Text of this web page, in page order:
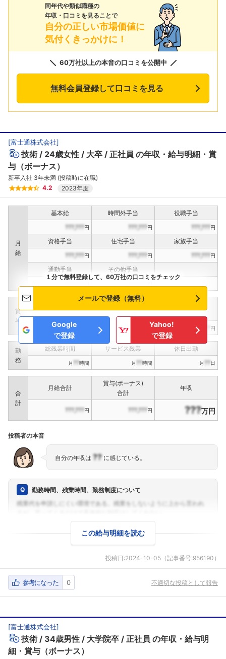
フォローしました
同年代や類似職種の
年収・口コミを見ることで
自分の正しい市場価値に
気付くきっかけに！
60万社以上の本音の口コミを公開中
無料会員登録して口コミを見る
[富士通株式会社]
技術 24歳女性 大卒 正社員 の年収・給与明細・賞
与（ボーナス）
新卒入社 3年未満 (投稿時に在職)
4.2
2023年度
月
給
基本給 時間外手当
役職手当
???,???円 ???,???円 ???,???円
資格手当 住宅手当
家族手当
???,???円 ???,???円 ???,???円
通勤手当
その他手当
賞
与
インセンティブ賞与
決算賞与
???,??? ???,??? 円 ???,??? 円
勤
務
総残業時間 サービス残業 休日出勤
月 ??時間 月 ??時間 月 ??日
合
計
月給合計
賞与(ボーナス)
合計
年収
???,???円 ???,???円 ???万円
１分で無料登録して、60万社の口コミをチェック
メールで登録（無料）
Google
で登録
Yahoo!
で登録
投稿者の本音
自分の年収は ??に感じている。
勤務時間、残業時間、勤務制度について
この給与明細を読む
投稿日:2024-10-05 （記事番号:956190 ）
参考になった 0 不適切な投稿として報告
[富士通株式会社]
技術 34歳男性 大学院卒 正社員 の年収・給与明
細・賞与（ボーナス）